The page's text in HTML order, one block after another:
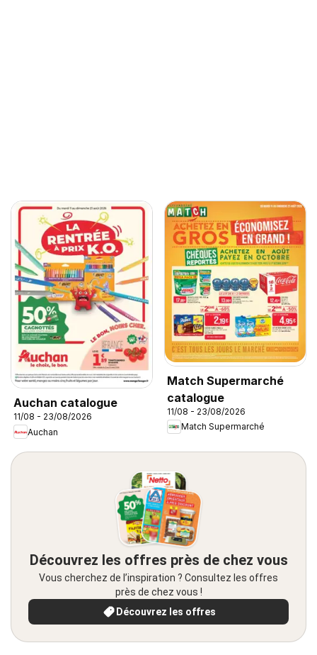
Auchan catalogue
11/08 - 23/08/2026
Auchan
Match Supermarché
catalogue
11/08 - 23/08/2026
Match Supermarché
Découvrez les offres près de chez vous
Vous cherchez de l’inspiration ? Consultez les offres
près de chez vous !
Découvrez les offres